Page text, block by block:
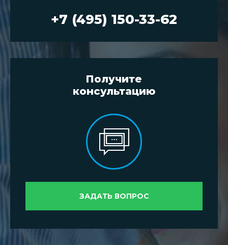
+7 (495) 150-33-62
Получите
консультацию
ЗАДАТЬ ВОПРОС